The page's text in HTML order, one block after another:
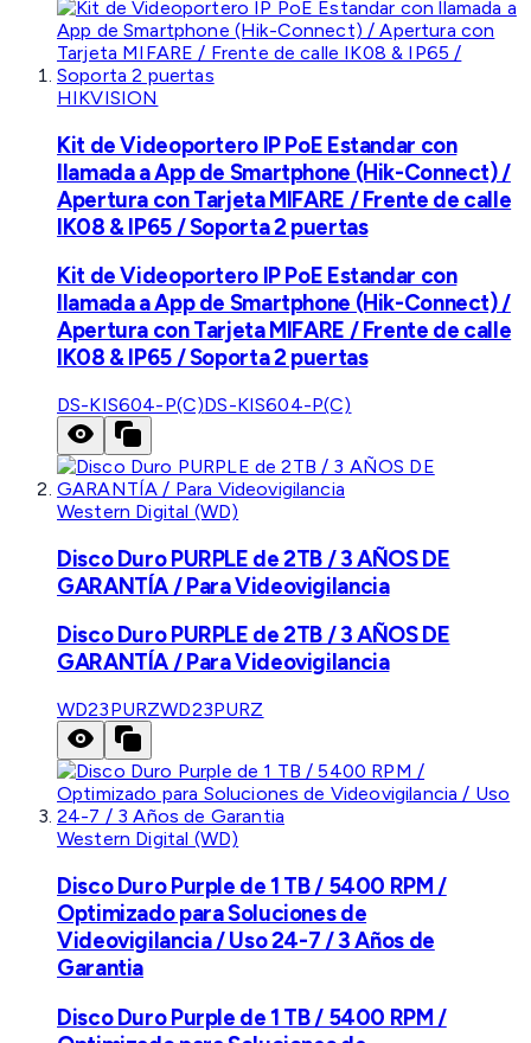
HIKVISION
Kit de Videoportero IP PoE Estandar con
llamada a App de Smartphone (Hik-Connect) /
Apertura con Tarjeta MIFARE / Frente de calle
IK08 & IP65 / Soporta 2 puertas
Kit de Videoportero IP PoE Estandar con
llamada a App de Smartphone (Hik-Connect) /
Apertura con Tarjeta MIFARE / Frente de calle
IK08 & IP65 / Soporta 2 puertas
DS-KIS604-P(C)DS-KIS604-P(C)
Western Digital (WD)
Disco Duro PURPLE de 2TB / 3 AÑOS DE
GARANTÍA / Para Videovigilancia
Disco Duro PURPLE de 2TB / 3 AÑOS DE
GARANTÍA / Para Videovigilancia
WD23PURZWD23PURZ
Western Digital (WD)
Disco Duro Purple de 1 TB / 5400 RPM /
Optimizado para Soluciones de
Videovigilancia / Uso 24-7 / 3 Años de
Garantia
Disco Duro Purple de 1 TB / 5400 RPM /